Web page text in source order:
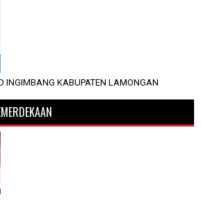
KABUPATEN LAMONGAN